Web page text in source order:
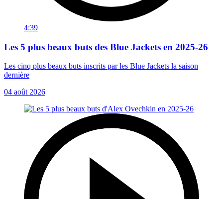
4:39
Les 5 plus beaux buts des Blue Jackets en 2025-26
Les cinq plus beaux buts inscrits par les Blue Jackets la saison
dernière
04 août 2026